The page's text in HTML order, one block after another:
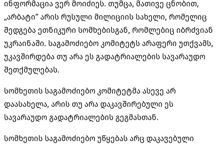
ინფორმაცია ვერ მოიძიეს. თუმცა, მათივე ცნობით,
„არბატი” არის რუსული მილიციის სახელი, რომელიც
შედგება ეთნიკური სომხებისგან, რომლებიც იბრძვიან
უკრაინაში. საგამოძიებო კომიტეტს არაფერი უთქვამს,
უკავშირდება თუ არა ეს გადატრიალების სავარაუდო
შეთქმულებას.
სომხეთის საგამოძიებო კომიტეტმა ასევე არ
დაასახელა, არის თუ არა დაკავშირებული ეს
სავარაუდო გადატრიალების გეგმასთან.
სომხეთის საგამოძიებო უწყებას არც დაკავებული